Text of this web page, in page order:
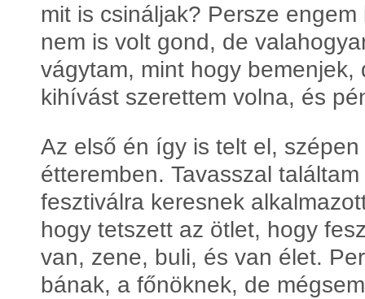
mit is csináljak? Persze
nem is volt gond, de
vágytam, mint hogy
kihívást szerettem volna, és
Az első én így is telt el,
étteremben. Tavasszal
fesztiválra keresnek
hogy tetszett az ötlet, hogy
van, zene, buli, és van élet.
bának, a főnöknek, de